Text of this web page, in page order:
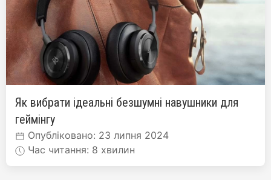
Як вибрати ідеальні безшумні навушники для
геймінгу
Опубліковано: 23 липня 2024
Час читання: 8 хвилин